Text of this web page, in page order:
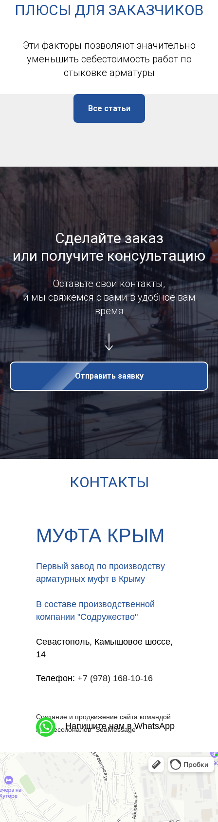
ПЛЮСЫ ДЛЯ ЗАКАЗЧИКОВ
Эти факторы позволяют значительно
уменьшить себестоимость работ по
стыковке арматуры
Все статьи
Сделайте заказ
или получите консультацию
Оставьте свои контакты,
и мы свяжемся с вами в удобное вам
время
Отправить заявку
КОНТАКТЫ
Первый завод по производству
арматурных муфт в Крыму
В составе производственной
компании "Содружество"
МУФТА КРЫМ
Севастополь, Камышовое шоссе,
14
Телефон: +7 (978) 168-10-16
Создание и продвижение сайта командой
профессионалов "SeaMessage"
Напишите нам в WhatsApp